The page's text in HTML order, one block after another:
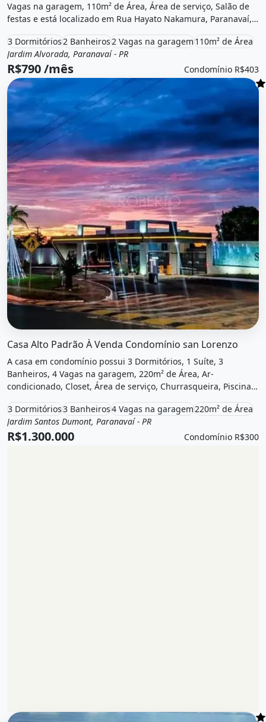
Vagas na garagem, 110m² de Área, Área de serviço, Salão de
festas e está localizado em Rua Hayato Nakamura, Paranavaí,
3 Dormitórios2 Banheiros2 Vagas na garagem 110m² de Área
Aluguel
Apartamento
Jardim Alvorada, Paranavaí - PR
R$790 /mês Condomínio R$403
O imóvel &quot;Casa alto padrão à venda condomínio
Casa Alto Padrão À Venda Condomínio san Lorenzo
A casa em condomínio possui 3 Dormitórios, 1 Suíte, 3
Banheiros, 4 Vagas na garagem, 220m² de Área, Ar-
condicionado, Closet, Área de serviço, Churrasqueira, Piscina,
está localizado em Rua Guerino Pomin, Paranavaí, Pr à venda
por R$1.300.000 e Condomínio por R$300 /Mês.
3 Dormitórios3 Banheiros4 Vagas na garagem220m² de Área
Venda
Casa em condomínio
Jardim Santos Dumont, Paranavaí - PR
R$1.300.000 Condomínio R$300